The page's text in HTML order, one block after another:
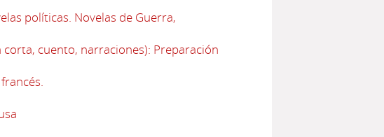
políticas. Novelas de Guerra,
cuento, narraciones): Preparación